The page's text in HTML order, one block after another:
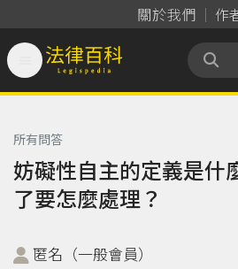
關於我們 作
法律百科 Legispedia
所有問答
妨礙性自主的定義是什
了要怎麼處理？
匿名（一般會員）